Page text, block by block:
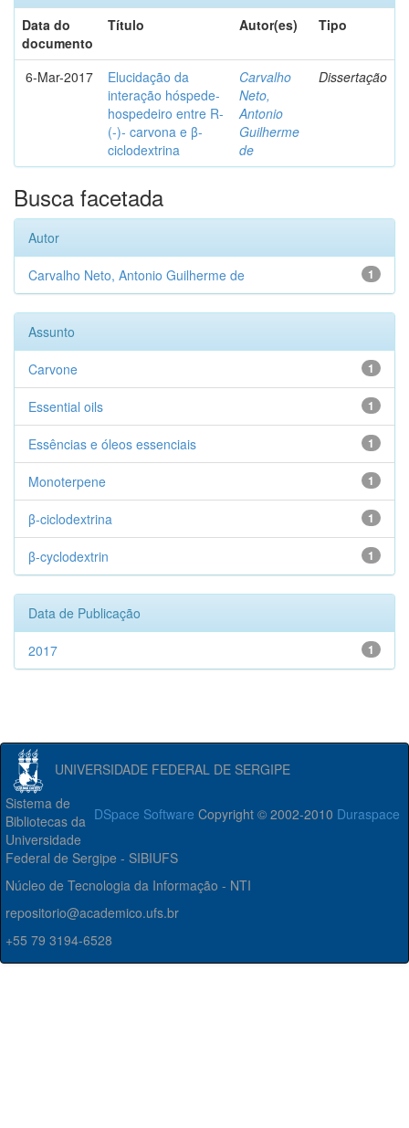
Data do
documento
Título Autor(es) Tipo
6-Mar-2017
Elucidação da
interação hóspede-
hospedeiro entre R-
(-)- carvona e β-
ciclodextrina
Carvalho
Neto,
Antonio
Guilherme
de
Dissertação
Busca facetada
Autor
1
Carvalho Neto, Antonio Guilherme de
Assunto
1
Carvone
1
Essential oils
1
Essências e óleos essenciais
1
Monoterpene
1
β-ciclodextrina
1
β-cyclodextrin
Data de Publicação
1
2017
UNIVERSIDADE FEDERAL DE SERGIPE
DSpace Software Copyright © 2002-2010 Duraspace
Sistema de
Bibliotecas da
Universidade
Federal de Sergipe - SIBIUFS
Núcleo de Tecnologia da Informação - NTI
repositorio@academico.ufs.br
+55 79 3194-6528